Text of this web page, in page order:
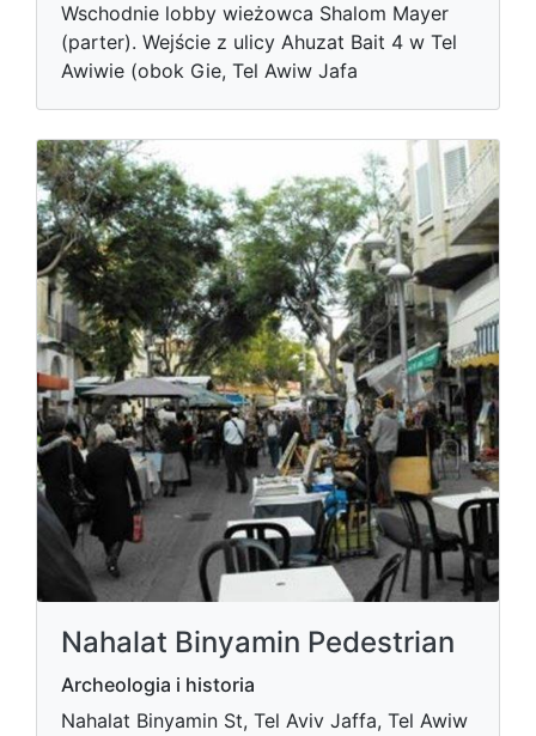
Wschodnie lobby wieżowca Shalom Mayer
(parter). Wejście z ulicy Ahuzat Bait 4 w Tel
Awiwie (obok Gie, Tel Awiw Jafa
Nahalat Binyamin Pedestrian
Archeologia i historia
Nahalat Binyamin St, Tel Aviv Jaffa, Tel Awiw